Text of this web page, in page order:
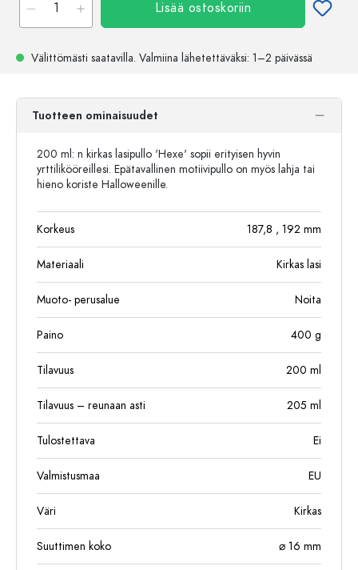
Lisää ostoskoriin
Välittömästi saatavilla. Valmiina lähetettäväksi: 1–2 päivässä
Tuotteen ominaisuudet
200 ml: n kirkas lasipullo 'Hexe' sopii erityisen hyvin
yrttilikööreillesi. Epätavallinen motiivipullo on myös lahja tai
hieno koriste Halloweenille.
Korkeus 187,8 , 192 mm
Materiaali Kirkas lasi
Muoto- perusalue Noita
Paino 400 g
Tilavuus 200 ml
Tilavuus – reunaan asti 205 ml
Tulostettava Ei
Valmistusmaa EU
Väri Kirkas
Suuttimen koko ⌀ 16 mm